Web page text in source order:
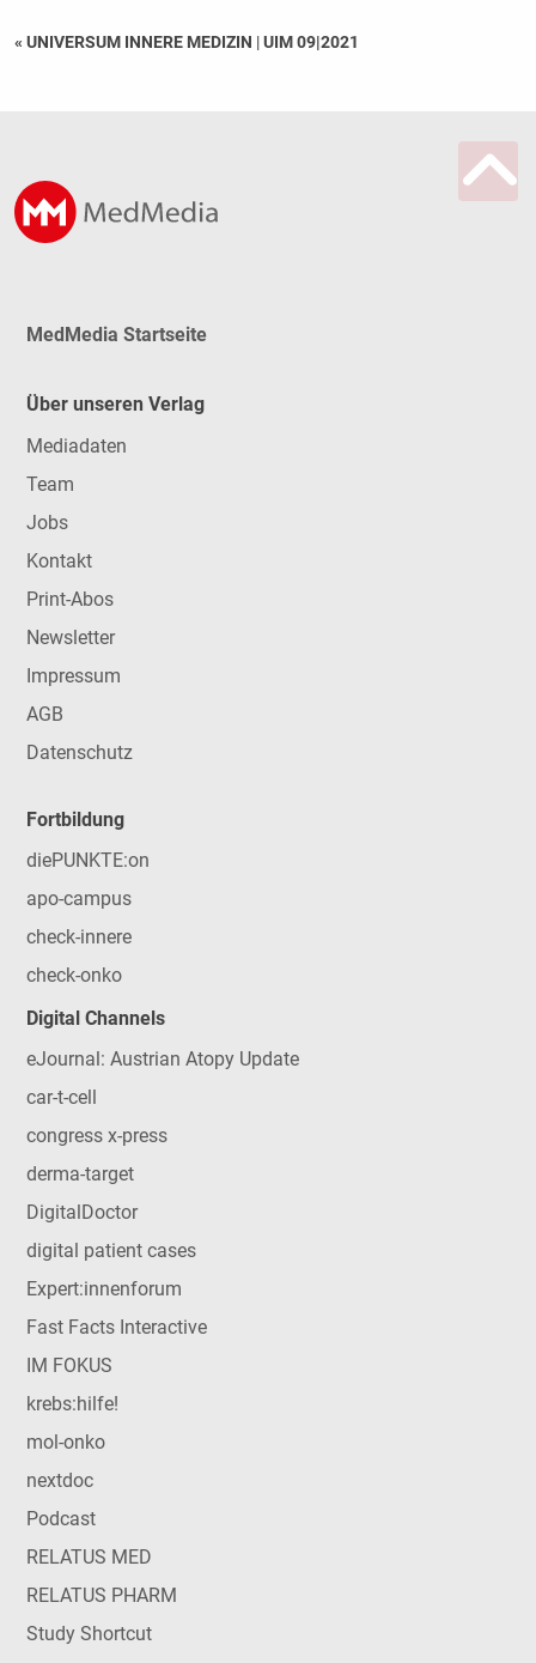
« UNIVERSUM INNERE MEDIZIN |UIM 09|2021
MedMedia Startseite
Über unseren Verlag
Mediadaten
Team
Jobs
Kontakt
Print-Abos
Newsletter
Impressum
AGB
Datenschutz
Fortbildung
diePUNKTE:on
apo-campus
check-innere
check-onko
Digital Channels
eJournal: Austrian Atopy Update
car-t-cell
congress x-press
derma-target
DigitalDoctor
digital patient cases
Expert:innenforum
Fast Facts Interactive
IM FOKUS
krebs:hilfe!
mol-onko
nextdoc
Podcast
RELATUS MED
RELATUS PHARM
Study Shortcut